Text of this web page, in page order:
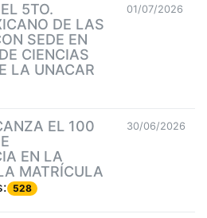
5TO.
DE LAS
SEDE EN
CIENCIAS
LA UNACAR
01/07/2026
EL 100
EN LA
MATRÍCULA
528
30/06/2026